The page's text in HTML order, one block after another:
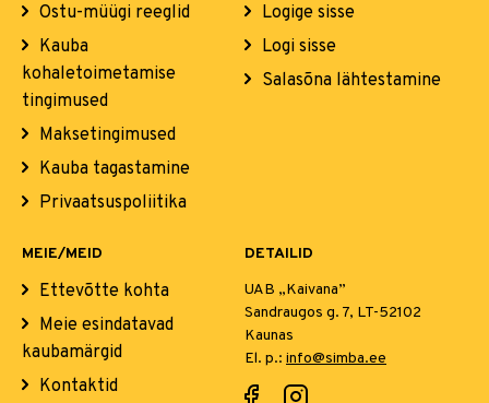
Ostu-müügi reeglid
Kauba
kohaletoimetamise
tingimused
Maksetingimused
Kauba tagastamine
Privaatsuspoliitika
Logige sisse
Logi sisse
Salasõna lähtestamine
MEIE/MEID
Ettevõtte kohta
Meie esindatavad
kaubamärgid
Kontaktid
DETAILID
UAB „Kaivana”
Sandraugos g. 7, LT-52102
Kaunas
El. p.: info@simba.ee